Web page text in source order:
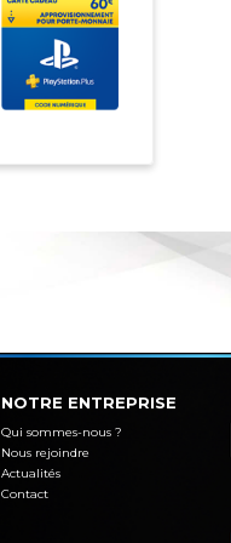
NOTRE ENTREPRISE
Qui sommes-nous ?
Nous rejoindre
Actualités
Contact